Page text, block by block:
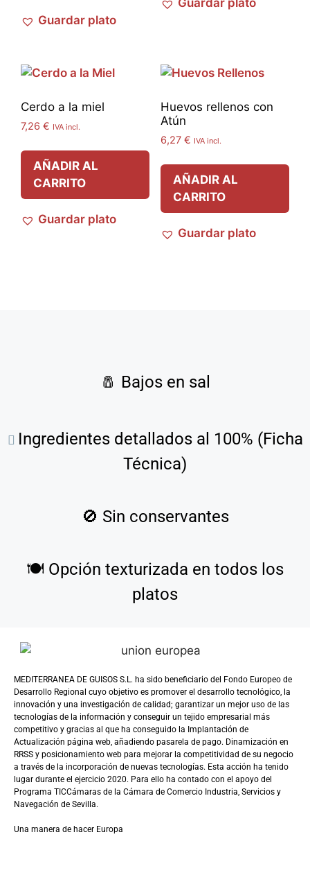
Guardar plato
Guardar plato
Cerdo a la miel
7,26 € IVA incl.
AÑADIR AL
CARRITO
Guardar plato
Huevos rellenos con
Atún
6,27 € IVA incl.
AÑADIR AL
CARRITO
Guardar plato
🧂 Bajos en sal
Ingredientes detallados al 100% (Ficha
Técnica)
🚫 Sin conservantes
🍽️ Opción texturizada en todos los
platos
MEDITERRANEA DE GUISOS S.L. ha sido beneficiario del Fondo Europeo de
Desarrollo Regional cuyo objetivo es promover el desarrollo tecnológico, la
innovación y una investigación de calidad; garantizar un mejor uso de las
tecnologías de la información y conseguir un tejido empresarial más
competitivo y gracias al que ha conseguido la Implantación de
Actualización página web, añadiendo pasarela de pago. Dinamización en
RRSS y posicionamiento web para mejorar la competitividad de su negocio
a través de la incorporación de nuevas tecnologías. Esta acción ha tenido
lugar durante el ejercicio 2020. Para ello ha contado con el apoyo del
Programa TICCámaras de la Cámara de Comercio Industria, Servicios y
Navegación de Sevilla.
Una manera de hacer Europa